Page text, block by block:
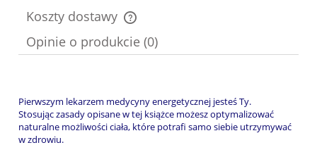
Koszty dostawy
Cena nie zawiera ewentualnych kosztów płatności
Opinie o produkcie (0)
Pierwszym lekarzem medycyny energetycznej jesteś Ty.
Stosując zasady opisane w tej książce możesz optymalizować
naturalne możliwości ciała, które potrafi samo siebie utrzymywać
w zdrowiu.